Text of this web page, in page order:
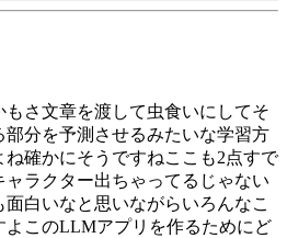
さ文章を渡して虫食いにしてそ
部分を予測させるみたいな学習方
確かにそうですねここも2点すで
ャラクター出ちゃってるじゃない
白いなと思いながらいろんなこ
よこのLLMアプリを作るためにど